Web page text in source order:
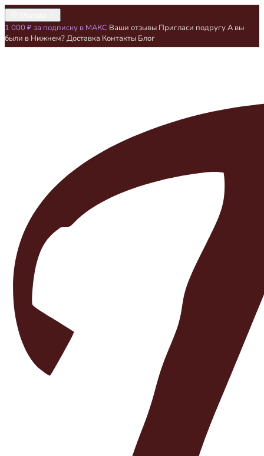
1 000 ₽ за подписку в МАКС Ваши отзывы Пригласи подругуА вы
были в Нижнем?Доставка Контакты Блог